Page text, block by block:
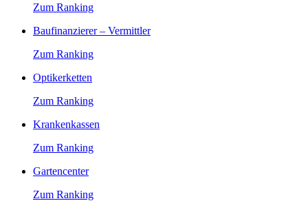
Zum Ranking
Baufinanzierer – Vermittler
Zum Ranking
Optikerketten
Zum Ranking
Krankenkassen
Zum Ranking
Gartencenter
Zum Ranking